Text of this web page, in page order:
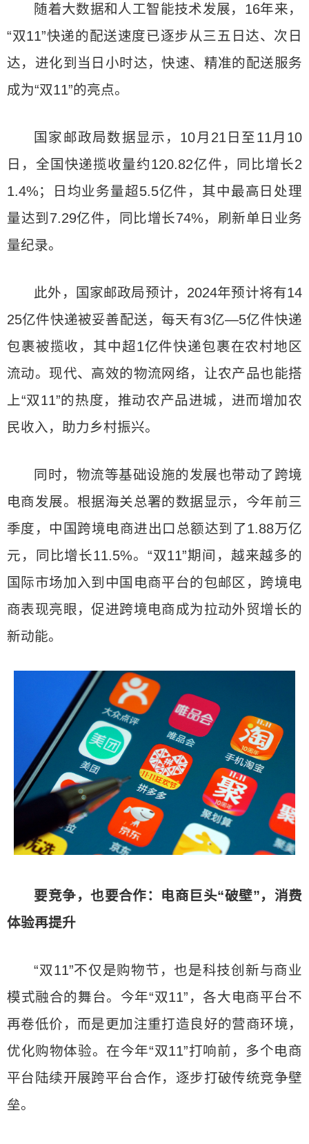
随着大数据和人工智能技术发展，16年来，
“双11”快递的配送速度已逐步从三五日达、次日
达，进化到当日小时达，快速、精准的配送服务
成为“双11”的亮点。
国家邮政局数据显示，10月21日至11月10
日，全国快递揽收量约120.82亿件，同比增长2
1.4%；日均业务量超5.5亿件，其中最高日处理
量达到7.29亿件，同比增长74%，刷新单日业务
量纪录。
此外，国家邮政局预计，2024年预计将有14
25亿件快递被妥善配送，每天有3亿—5亿件快递
包裹被揽收，其中超1亿件快递包裹在农村地区
流动。现代、高效的物流网络，让农产品也能搭
上“双11”的热度，推动农产品进城，进而增加农
民收入，助力乡村振兴。
同时，物流等基础设施的发展也带动了跨境
电商发展。根据海关总署的数据显示，今年前三
季度，中国跨境电商进出口总额达到了1.88万亿
元，同比增长11.5%。“双11”期间，越来越多的
国际市场加入到中国电商平台的包邮区，跨境电
商表现亮眼，促进跨境电商成为拉动外贸增长的
新动能。
要竞争，也要合作：电商巨头“破壁”，消费
体验再提升
“双11”不仅是购物节，也是科技创新与商业
模式融合的舞台。今年“双11”，各大电商平台不
再卷低价，而是更加注重打造良好的营商环境，
优化购物体验。在今年“双11”打响前，多个电商
平台陆续开展跨平台合作，逐步打破传统竞争壁
垒。